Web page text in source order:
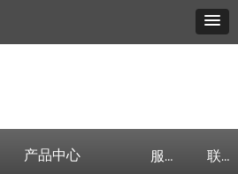
客户案例 服务流程 联系我们
产品中心